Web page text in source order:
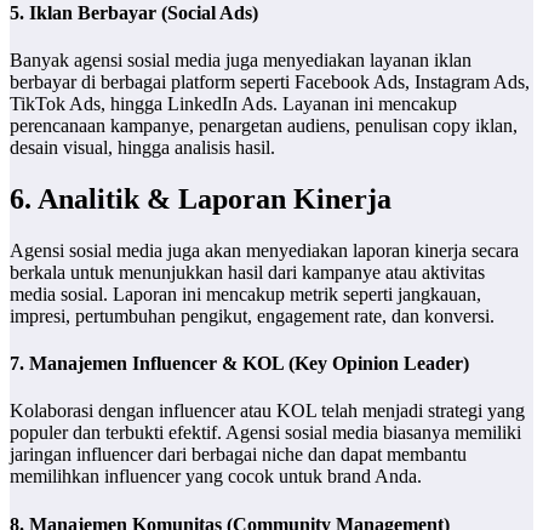
5. Iklan Berbayar (Social Ads)
Banyak agensi sosial media juga menyediakan layanan iklan
berbayar di berbagai platform seperti Facebook Ads, Instagram Ads,
TikTok Ads, hingga LinkedIn Ads. Layanan ini mencakup
perencanaan kampanye, penargetan audiens, penulisan copy iklan,
desain visual, hingga analisis hasil.
6. Analitik & Laporan Kinerja
Agensi sosial media juga akan menyediakan laporan kinerja secara
berkala untuk menunjukkan hasil dari kampanye atau aktivitas
media sosial. Laporan ini mencakup metrik seperti jangkauan,
impresi, pertumbuhan pengikut, engagement rate, dan konversi.
7. Manajemen Influencer & KOL (Key Opinion Leader)
Kolaborasi dengan influencer atau KOL telah menjadi strategi yang
populer dan terbukti efektif. Agensi sosial media biasanya memiliki
jaringan influencer dari berbagai niche dan dapat membantu
memilihkan influencer yang cocok untuk brand Anda.
8. Manajemen Komunitas (Community Management)